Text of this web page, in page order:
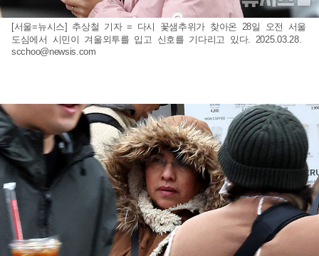
[서울=뉴시스] 추상철 기자 = 다시 꽃샘추위가 찾아온 28일 오전 서울
도심에서 시민이 겨울외투를 입고 신호를 기다리고 있다. 2025.03.28.
scchoo@newsis.com